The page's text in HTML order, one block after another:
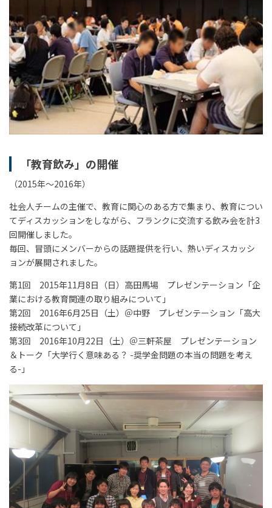
「教育飲み」の開催
（2015年～2016年）
社会人チームの主催で、教育に関心のある方で集まり、教育につい
てディスカッションをしながら、フランクに交流する飲み会を計3
回開催しました。
毎回、冒頭にメンバーからの話題提供を行い、熱いディスカッシ
ョンが展開されました。
第1回 2015年11月8日（日）高田馬場 プレゼンテーション「企
業における教育関連の取り組みについて」
第2回 2016年6月25日（土）＠中野 プレゼンテーション「高大
接続改革について」
第3回 2016年10月22日（土）＠三軒茶屋 プレゼンテーション
＆トーク「大学行く意味ある？ -奨学金問題の本当の問題を考え
る-」